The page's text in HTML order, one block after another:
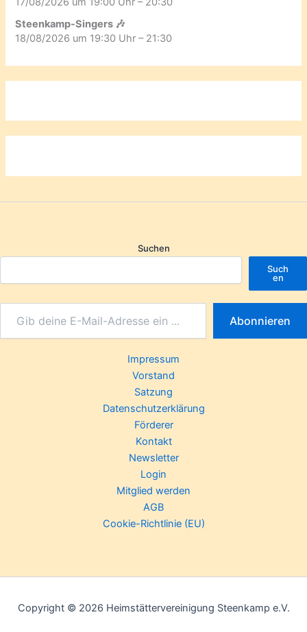
Steenkamp-Singers 🎶
18/08/2026 um 19:30 Uhr – 21:30
Suchen
Such
en
Abonnieren
Impressum
Vorstand
Satzung
Datenschutzerklärung
Förderer
Kontakt
Newsletter
Login
Mitglied werden
AGB
Cookie-Richtlinie (EU)
Copyright © 2026 Heimstättervereinigung Steenkamp e.V.